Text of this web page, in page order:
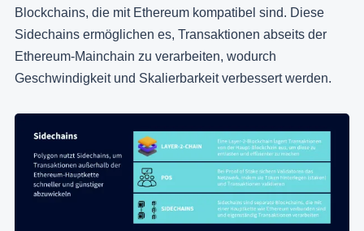
Blockchains, die mit Ethereum kompatibel sind. Diese
Sidechains ermöglichen es, Transaktionen abseits der
Ethereum-Mainchain zu verarbeiten, wodurch
Geschwindigkeit und Skalierbarkeit verbessert werden.